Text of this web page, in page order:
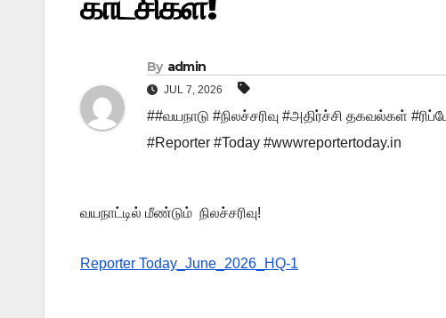
By admin
JUL 7, 2026
##வயநாடு #நிலச்சரிவு #அதிர்ச்சி தகவல்கள்
#Reporter #Today #wwwreportertoday.in
வயநாட்டில் மீண்டும் நிலச்சரிவு!
Reporter Today_June_2026_HQ-1